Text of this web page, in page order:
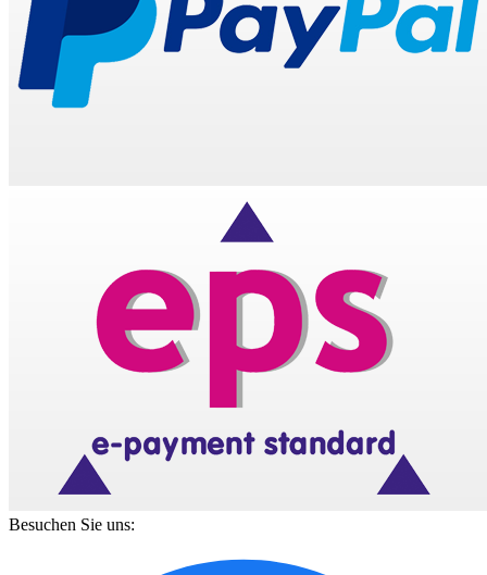
Besuchen Sie uns: